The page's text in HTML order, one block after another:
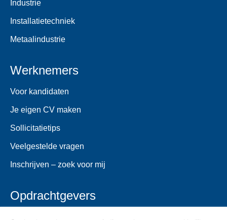
Industrie
Installatietechniek
Metaalindustrie
Werknemers
Voor kandidaten
Je eigen CV maken
Sollicitatietips
Veelgestelde vragen
Inschrijven – zoek voor mij
Opdrachtgevers